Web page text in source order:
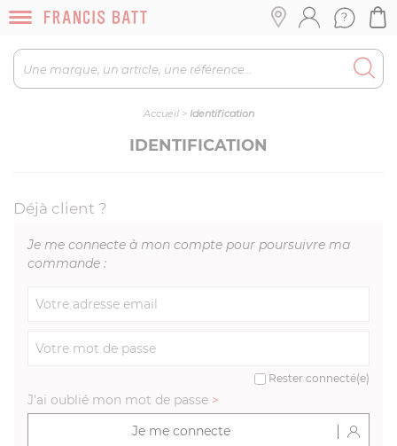
Accueil> Identification
IDENTIFICATION
Déjà client ?
Je me connecte à mon compte pour poursuivre ma
commande :
Rester connecté(e)
J'ai oublié mon mot de passe >
Je me connecte